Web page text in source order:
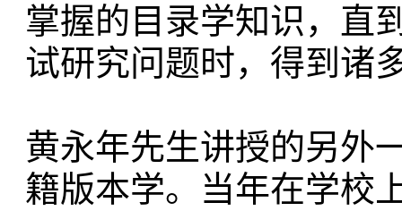
掌握的目录学知识，直
试研究问题时，得到诸
黄永年先生讲授的另外
籍版本学。当年在学校